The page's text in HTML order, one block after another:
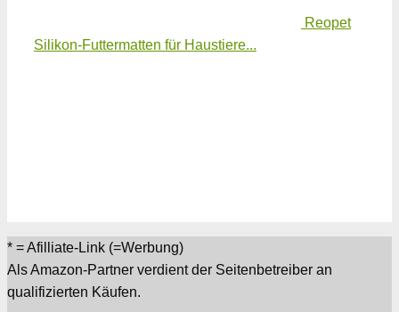
Reopet
Silikon-Futtermatten für Haustiere...
* = Afilliate-Link (=Werbung)
Als Amazon-Partner verdient der Seitenbetreiber an
qualifizierten Käufen.